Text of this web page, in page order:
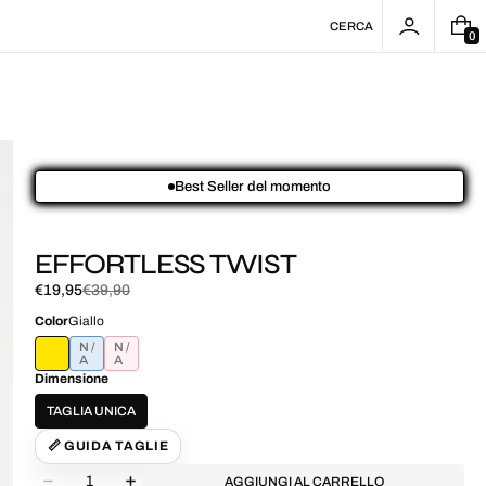
CERCA
0
0
Best Seller del momento
EFFORTLESS TWIST
Prezzo
di
vendita
€19,95
Prezzo
normale
€39,90
ColorGiallo
CELESTE
ROSA
Dimensione
TAGLIA UNICA
📏 GUIDA TAGLIE
Quantità
AGGIUNGI AL CARRELLO